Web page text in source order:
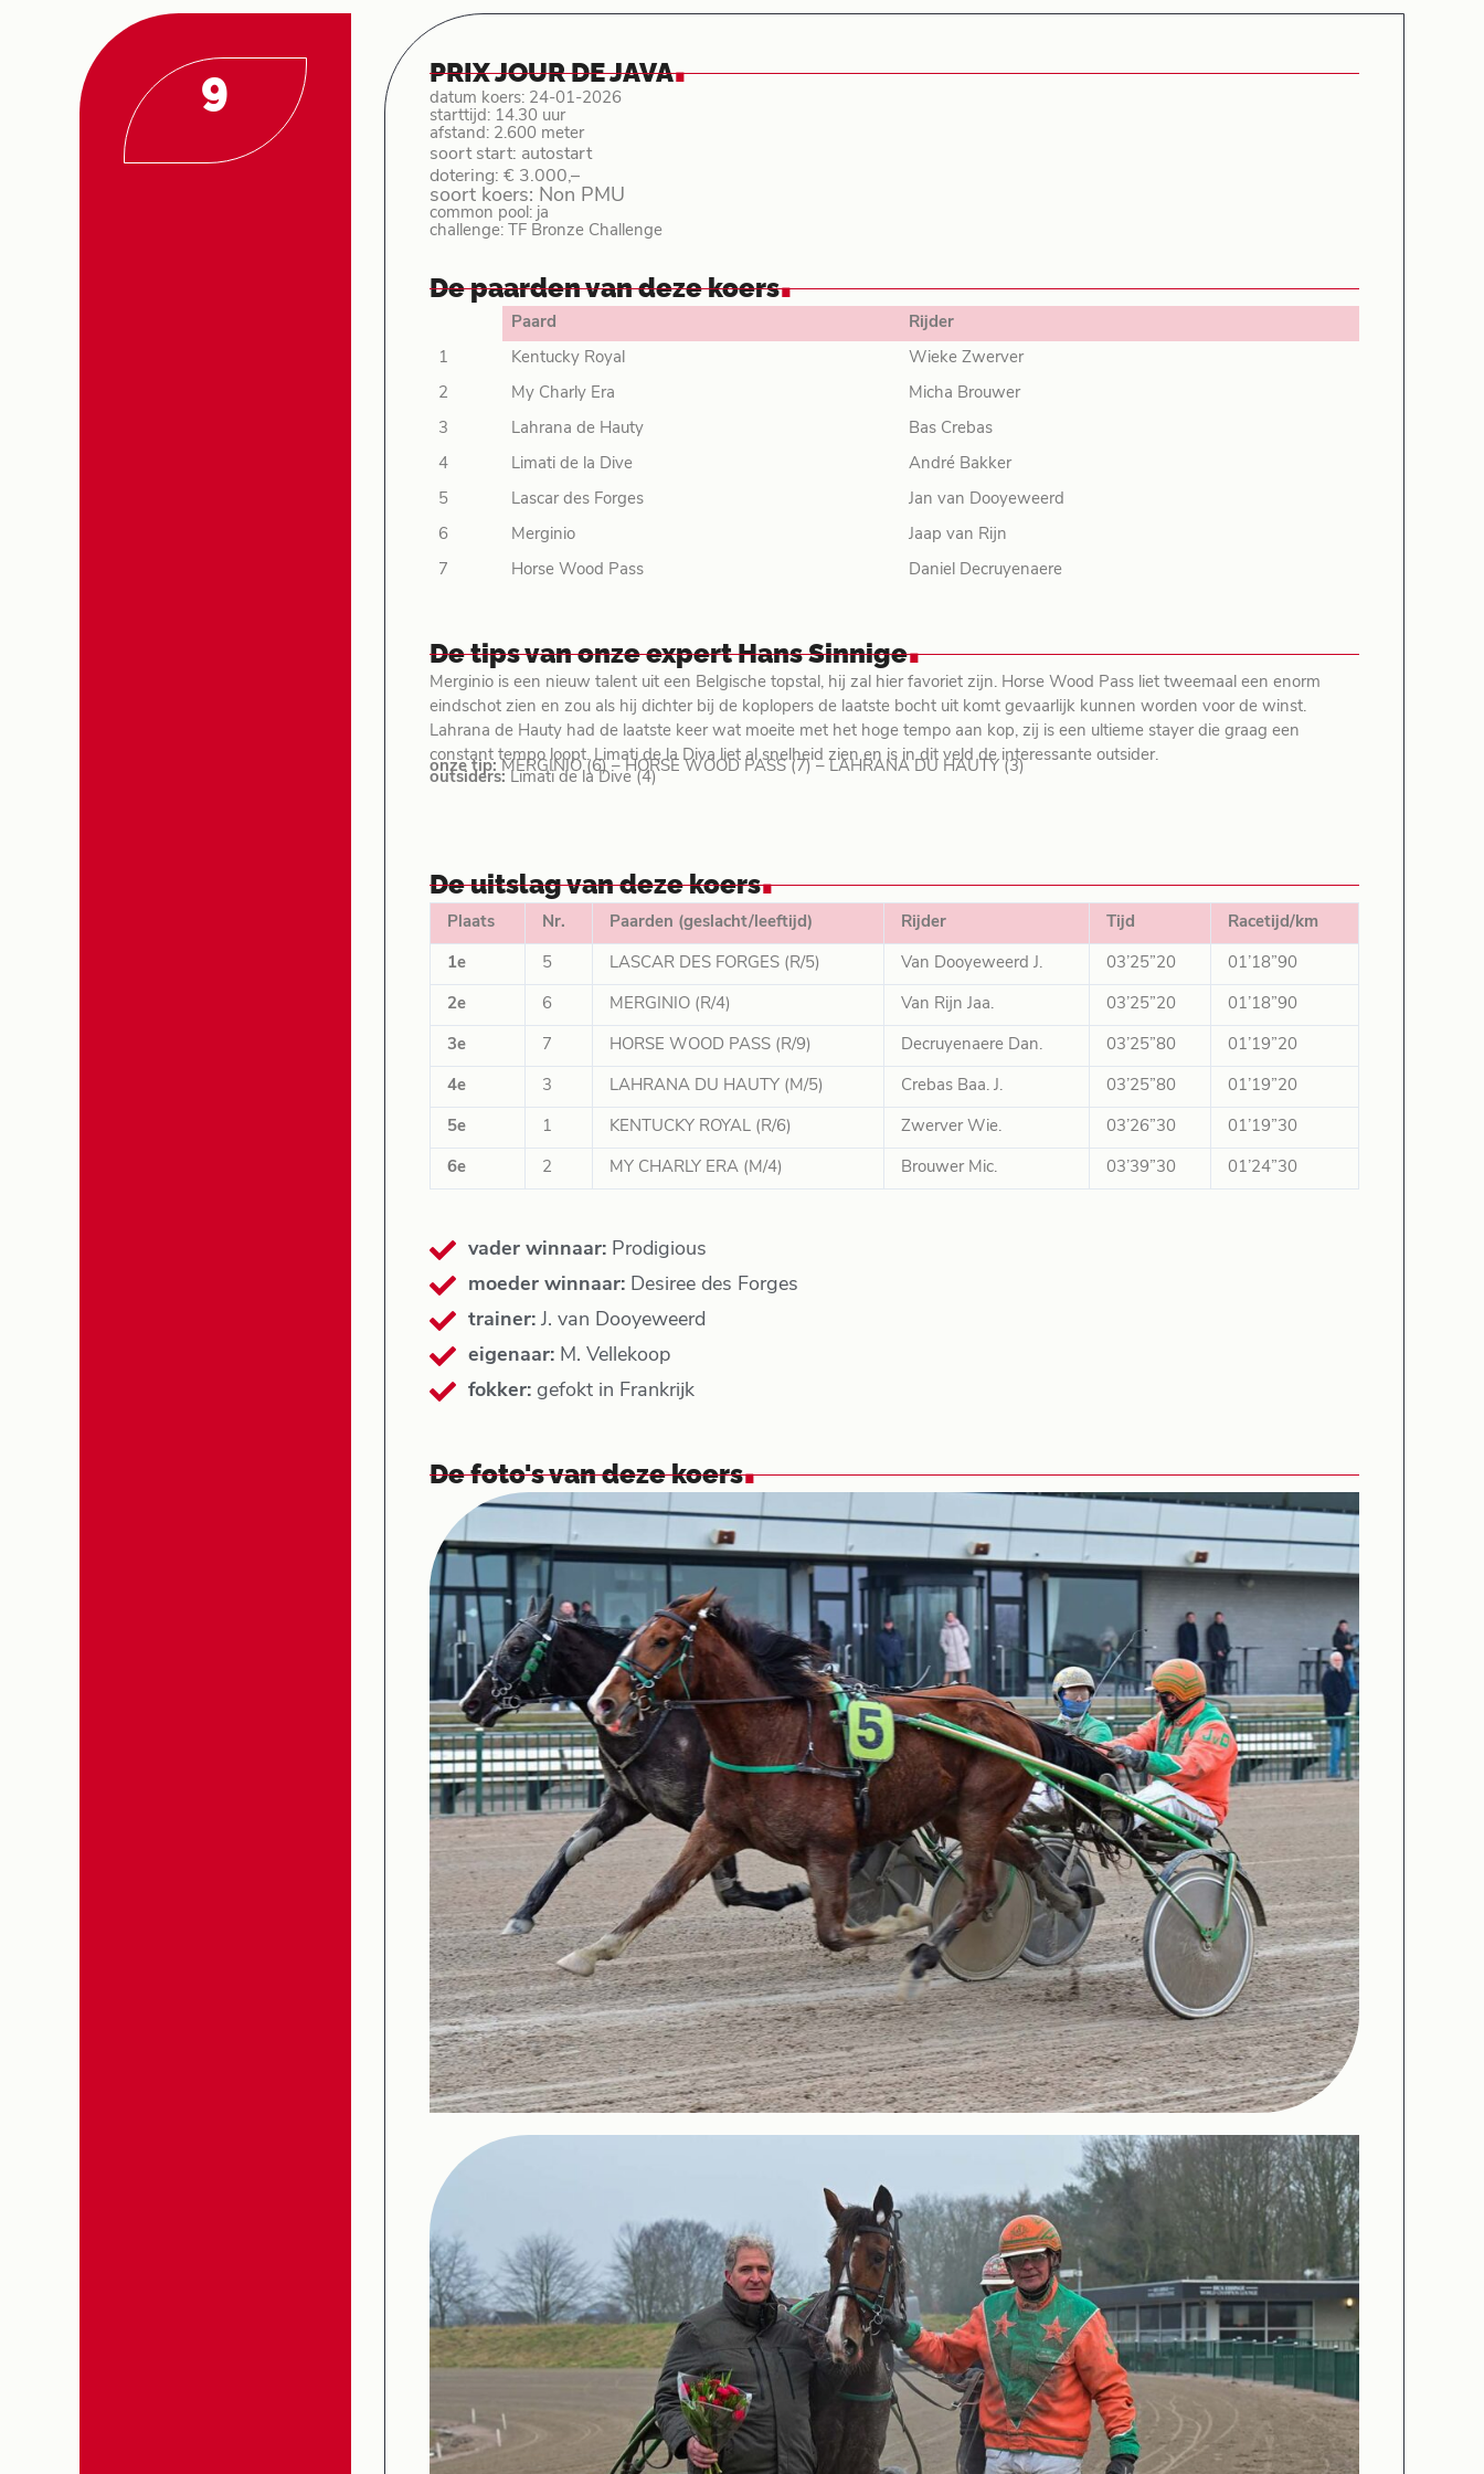
9 PRIX JOUR DE JAVA.
datum koers: 24-01-2026
starttijd: 14.30 uur
afstand: 2.600 meter
soort start: autostart
dotering: € 3.000,–
soort koers: Non PMU
common pool: ja
challenge: TF Bronze Challenge
De paarden van deze koers.
Paard Rijder
1 Kentucky Royal Wieke Zwerver
2 My Charly Era Micha Brouwer
3 Lahrana de Hauty Bas Crebas
4 Limati de la Dive André Bakker
5 Lascar des Forges Jan van Dooyeweerd
6 Merginio Jaap van Rijn
7 Horse Wood Pass Daniel Decruyenaere
De tips van onze expert Hans Sinnige.
Merginio is een nieuw talent uit een Belgische topstal, hij zal hier favoriet zijn. Horse Wood Pass liet tweemaal een enorm
eindschot zien en zou als hij dichter bij de koplopers de laatste bocht uit komt gevaarlijk kunnen worden voor de winst.
Lahrana de Hauty had de laatste keer wat moeite met het hoge tempo aan kop, zij is een ultieme stayer die graag een
constant tempo loopt. Limati de la Diva liet al snelheid zien en is in dit veld de interessante outsider.
onze tip: MERGINIO (6) – HORSE WOOD PASS (7) – LAHRANA DU HAUTY (3)
outsiders: Limati de la Dive (4)
De uitslag van deze koers.
Plaats Nr. Paarden (geslacht/leeftijd) Rijder Tijd Racetijd/km
1e 5 LASCAR DES FORGES (R/5) Van Dooyeweerd J. 03’25”20 01’18”90
2e 6 MERGINIO (R/4) Van Rijn Jaa. 03’25”20 01’18”90
3e 7 HORSE WOOD PASS (R/9) Decruyenaere Dan. 03’25”80 01’19”20
4e 3 LAHRANA DU HAUTY (M/5) Crebas Baa. J. 03’25”80 01’19”20
5e 1 KENTUCKY ROYAL (R/6) Zwerver Wie. 03’26”30 01’19”30
6e 2 MY CHARLY ERA (M/4) Brouwer Mic. 03’39”30 01’24”30
vader winnaar:Prodigious
moeder winnaar:Desiree des Forges
trainer:J. van Dooyeweerd
eigenaar:M. Vellekoop
fokker:gefokt in Frankrijk
De foto's van deze koers.